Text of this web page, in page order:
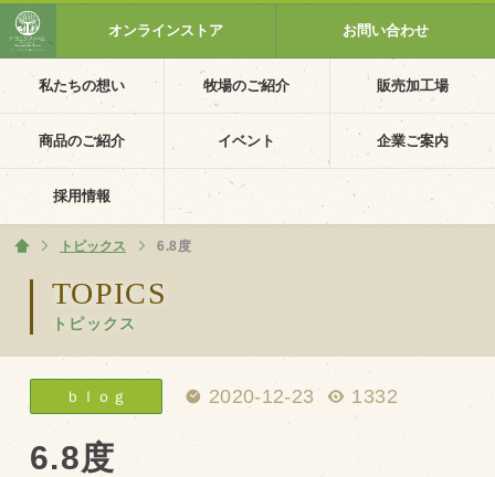
私たちの想い 牧場のご紹介 販売加工場
商品のご紹介 イベント 企業ご案内
採用情報
オンラインストア お問い合わせ
TOPICS
トピックス
ホーム
トピックス 6.8度
ｂｌｏｇ 2020-12-23 1332
6.8度
ホーム
私たちの想い
PV動画
イベントカレンダー
イベント一覧
採用情報
企業ご案内
会社概要・沿革
アクセス